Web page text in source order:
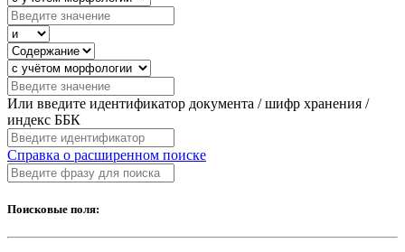
Или введите идентификатор документа / шифр хранения /
индекс ББК
Справка о расширенном поиске
Поисковые поля: